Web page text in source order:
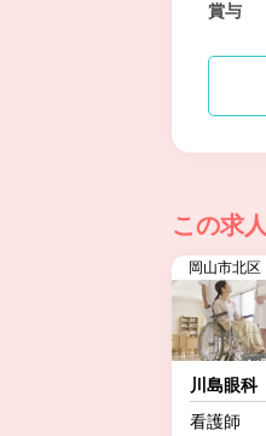
賞与
この求
岡山市北区
川島眼科
看護師